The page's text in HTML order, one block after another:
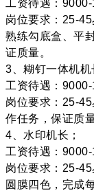
工资待遇：
岗位要求：25-
熟练勾底盒、平
证质量。
3、糊钉一体机机
工资待遇：
岗位要求：25-
作任务，保证质量
4、水印机长；
工资待遇：
岗位要求：25-
圆膜四色，完成